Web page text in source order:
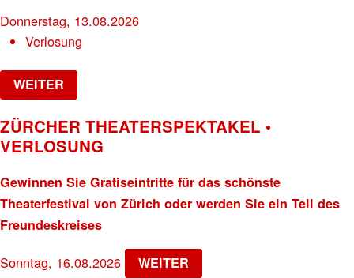
Donnerstag, 13.08.2026
Verlosung
WEITER
ZÜRCHER THEATERSPEKTAKEL •
VERLOSUNG
Gewinnen Sie Gratiseintritte für das schönste
Theaterfestival von Zürich oder werden Sie ein Teil des
Freundeskreises
Sonntag, 16.08.2026 WEITER